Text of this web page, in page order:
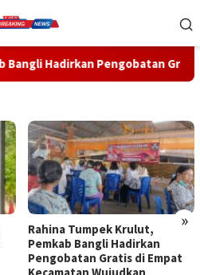
Gratis di Empat Kecamatan
»
Rahina Tumpek Krulut,
Pemkab Bangli Hadirkan
Pengobatan Gratis di Empat